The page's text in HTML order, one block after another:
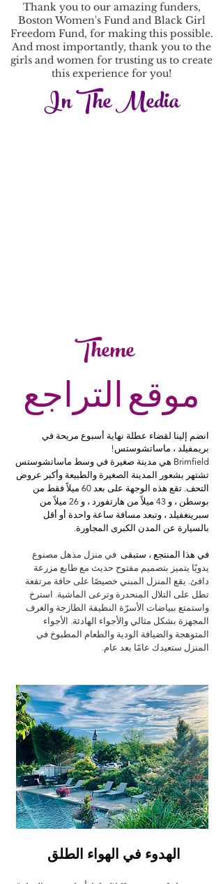
Thank you to our amazing funders,
Boston Women's Fund and Black Girl
Freedom Fund, for making this possible.
And most importantly, thank you to the
girls and women for trusting us to create
this experience for you!
In The Media
Theme
موقع التراجع
انضم إلينا لقضاء عطلة نهاية أسبوع مريحة في
بريمفيلد ، ماساتشوستس!
Brimfield هي مدينة صغيرة في وسط ماساتشوستس
تشتهر بشعور المدينة الصغيرة والطبيعة وأكبر عروض
التحف. تقع
هذه الوجهة على بعد 60 ميلاً فقط من
بوسطن ، و 43 ميلاً من هارتفورد ، و 26 ميلاً من
سبرينغفيلد ، وتبعد مسافة ساعة واحدة أو أقل
بالسيارة عن المدن الكبرى المجاورة.
في هذا المنتجع ، ستبقى في منزل مذهل مصنوع
يدويًا يتميز بتصميم مفتوح حديث مع طابع مزرعة
دافئ. يقع المنزل المبني خصيصًا على حافة مرتفعة
تطل على التلال المنحدرة وترعى الماشية. استرخ
واستمتع ببياضات الأسرّة النظيفة الطازجة والغرف
المجهزة بشكل مثالي والأجواء الهادئة. الأجواء
المتوهجة والضيافة الودية والطعام المطبوخ في
المنزل ستعيدك عامًا بعد عام.
الهدوء في الهواء الطلق